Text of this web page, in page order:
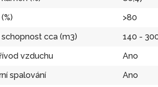
>80
cca (m3)
140 -
vzduchu
Ano
spalování
Ano